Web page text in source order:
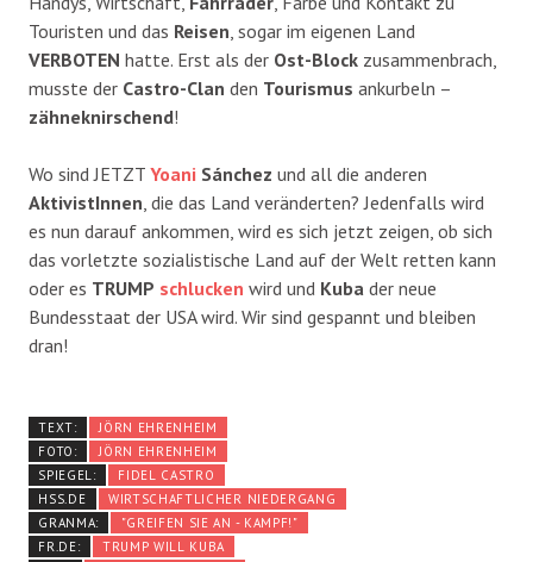
Touristen und das Reisen, sogar im eigenen Land
VERBOTEN hatte. Erst als der Ost-Block zusammenbrach,
musste der Castro-Clan den Tourismus ankurbeln –
zähneknirschend!
Wo sind JETZT Yoani Sánchez und all die anderen
AktivistInnen, die das Land veränderten? Jedenfalls wird
es nun darauf ankommen, wird es sich jetzt zeigen, ob sich
das vorletzte sozialistische Land auf der Welt retten kann
oder es TRUMP schlucken wird und Kuba der neue
Bundesstaat der USA wird. Wir sind gespannt und bleiben
dran!
TEXT:
JÖRN EHRENHEIM
FOTO:
JÖRN EHRENHEIM
SPIEGEL:
FIDEL CASTRO
HSS.DE
WIRTSCHAFTLICHER NIEDERGANG
GRANMA:
"GREIFEN SIE AN - KAMPF!"
FR.DE:
TRUMP WILL KUBA